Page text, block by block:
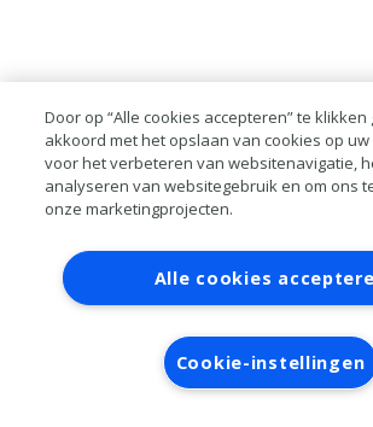
Contact Account aanvragen
RAI bestanden
Privacy
Verwerkersovereenkomst
Door op “Alle cookies accepteren” te klikken
akkoord met het opslaan van cookies op
voor het verbeteren van websitenavigatie,
analyseren van websitegebruik en om ons
onze marketingprojecten.
Alle cookies
Cookie-instellingen